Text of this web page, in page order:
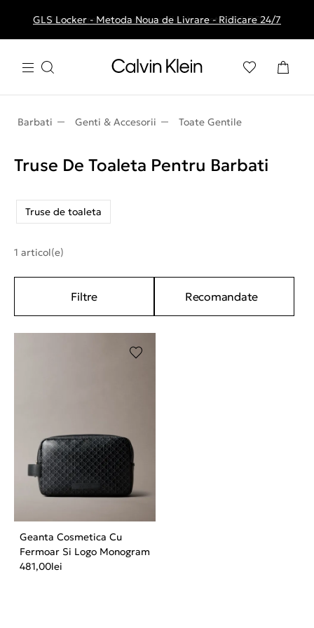
Livrare gratuita la comenzile de peste 250 RON
GLS Locker - Metoda Noua de Livrare - Ridicare 24/7
Barbati Genti & Accesorii Toate Gentile
Truse De Toaleta Pentru Barbati
Truse de toaleta
1 articol(e)
Filtre Recomandate
Geanta Cosmetica Cu
Fermoar Si Logo Monogram
481,00lei